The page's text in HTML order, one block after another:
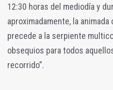
12:30 horas del mediodía y
aproximadamente, la
precede a la serpiente
obsequios para todos
recorrido”.